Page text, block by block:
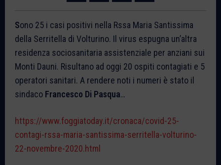
Sono 25 i casi positivi nella Rssa Maria Santissima
della Serritella di Volturino. Il virus espugna un’altra
residenza sociosanitaria assistenziale per anziani sui
Monti Dauni. Risultano ad oggi 20 ospiti contagiati e 5
operatori sanitari. A rendere noti i numeri è stato il
sindaco Francesco Di Pasqua…
https://www.foggiatoday.it/cronaca/covid-25-
contagi-rssa-maria-santissima-serritella-volturino-
22-novembre-2020.html